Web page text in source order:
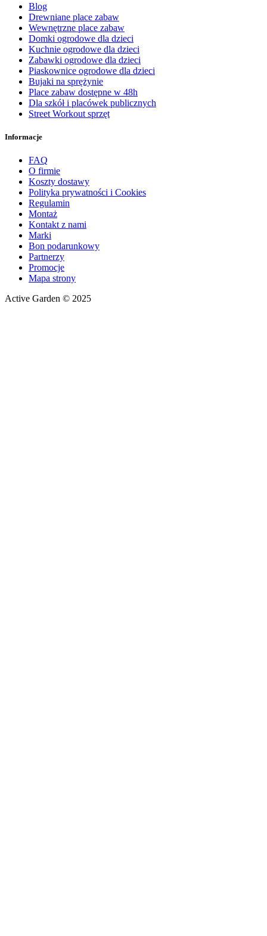
Blog
Drewniane place zabaw
Wewnętrzne place zabaw
Domki ogrodowe dla dzieci
Kuchnie ogrodowe dla dzieci
Zabawki ogrodowe dla dzieci
Piaskownice ogrodowe dla dzieci
Bujaki na sprężynie
Place zabaw dostępne w 48h
Dla szkół i placówek publicznych
Street Workout sprzęt
Informacje
FAQ
O firmie
Koszty dostawy
Polityka prywatności i Cookies
Regulamin
Montaż
Kontakt z nami
Marki
Bon podarunkowy
Partnerzy
Promocje
Mapa strony
Active Garden © 2025